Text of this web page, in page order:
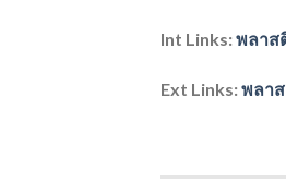
Int Links:พลาส
Ext Links:พลา